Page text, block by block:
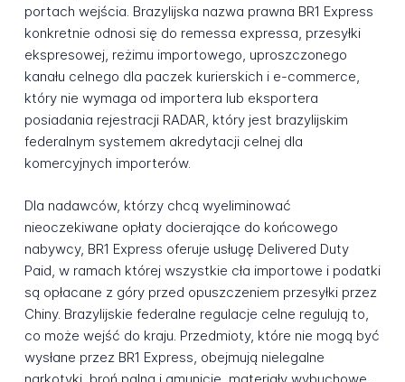
portach wejścia. Brazylijska nazwa prawna BR1 Express
konkretnie odnosi się do remessa expressa, przesyłki
ekspresowej, reżimu importowego, uproszczonego
kanału celnego dla paczek kurierskich i e-commerce,
który nie wymaga od importera lub eksportera
posiadania rejestracji RADAR, który jest brazylijskim
federalnym systemem akredytacji celnej dla
komercyjnych importerów.
Dla nadawców, którzy chcą wyeliminować
nieoczekiwane opłaty docierające do końcowego
nabywcy, BR1 Express oferuje usługę Delivered Duty
Paid, w ramach której wszystkie cła importowe i podatki
są opłacane z góry przed opuszczeniem przesyłki przez
Chiny. Brazylijskie federalne regulacje celne regulują to,
co może wejść do kraju. Przedmioty, które nie mogą być
wysłane przez BR1 Express, obejmują nielegalne